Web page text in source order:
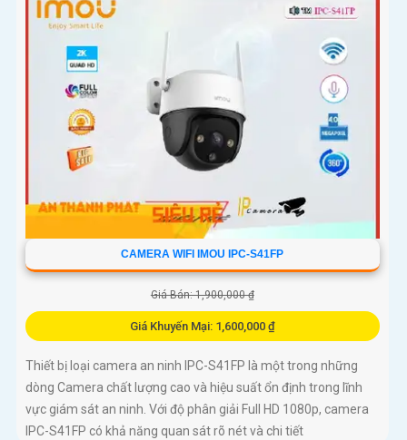
CAMERA WIFI IMOU IPC-S41FP
Giá Bán: 1,900,000 ₫
Giá Khuyến Mại: 1,600,000 ₫
Thiết bị loại camera an ninh IPC-S41FP là một trong những
dòng Camera chất lượng cao và hiệu suất ổn định trong lĩnh
vực giám sát an ninh. Với độ phân giải Full HD 1080p, camera
IPC-S41FP có khả năng quan sát rõ nét và chi tiết